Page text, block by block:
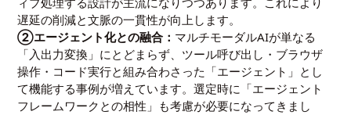
遅延の削減と文脈の一貫性が向上します。
②エージェント化との融合： マルチモーダルAIが単なる
「入出力変換」にとどまらず、ツール呼び出し・ブラウザ
操作・コード実行と組み合わさった「エージェント」とし
て機能する事例が増えています。選定時に「エージェント
フレームワークとの相性」も考慮が必要になってきまし